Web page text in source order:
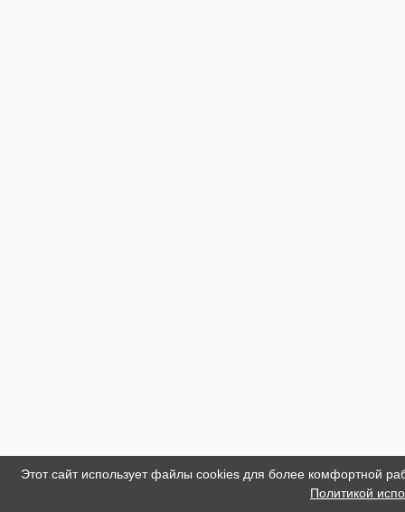
Этот сайт использует файлы cookies для более комфортной
Политикой